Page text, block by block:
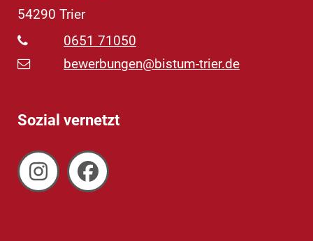
54290 Trier
0651 71050
bewerbungen@bistum-trier.de
Sozial vernetzt